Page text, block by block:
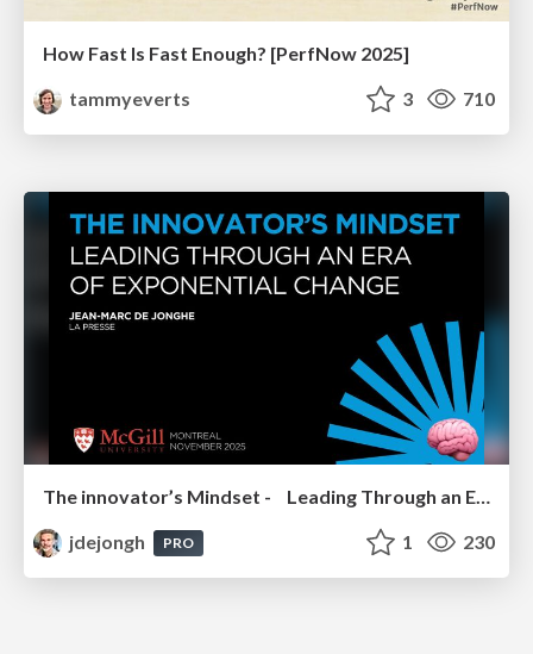
How Fast Is Fast Enough? [PerfNow 2025]
tammyeverts
3 710
The innovator’s Mindset - Leading Through an Era of Exponential Change - McGill University 2025
jdejongh
PRO 1 230